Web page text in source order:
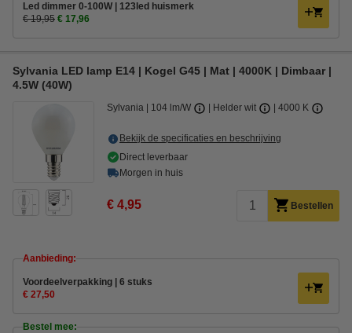
Led dimmer 0-100W | 123led huismerk
€ 19,95 € 17,96
Sylvania LED lamp E14 | Kogel G45 | Mat | 4000K | Dimbaar |
4.5W (40W)
Sylvania 104 lm/W Helder wit 4000 K
Bekijk de specificaties en beschrijving
Direct leverbaar
Morgen in huis
€ 4,95 Bestellen
Aanbieding:
Voordeelverpakking | 6 stuks
€ 27,50
Bestel mee: